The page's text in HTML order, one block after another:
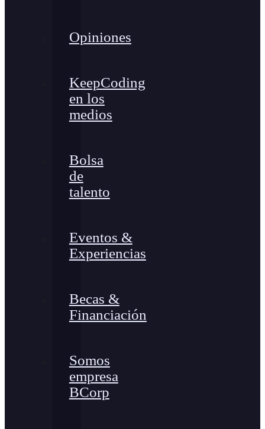
Opiniones
KeepCoding
en los
medios
Bolsa
de
talento
Eventos &
Experiencias
Becas &
Financiación
Somos
empresa
BCorp